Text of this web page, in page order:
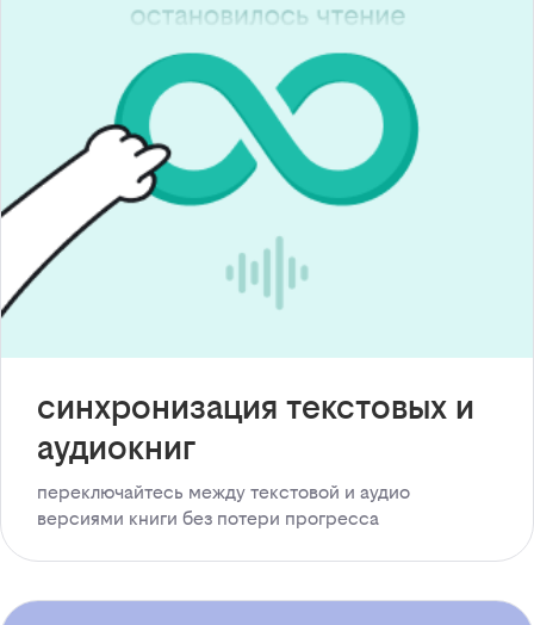
синхронизация текстовых и
аудиокниг
переключайтесь между текстовой и аудио
версиями книги без потери прогресса